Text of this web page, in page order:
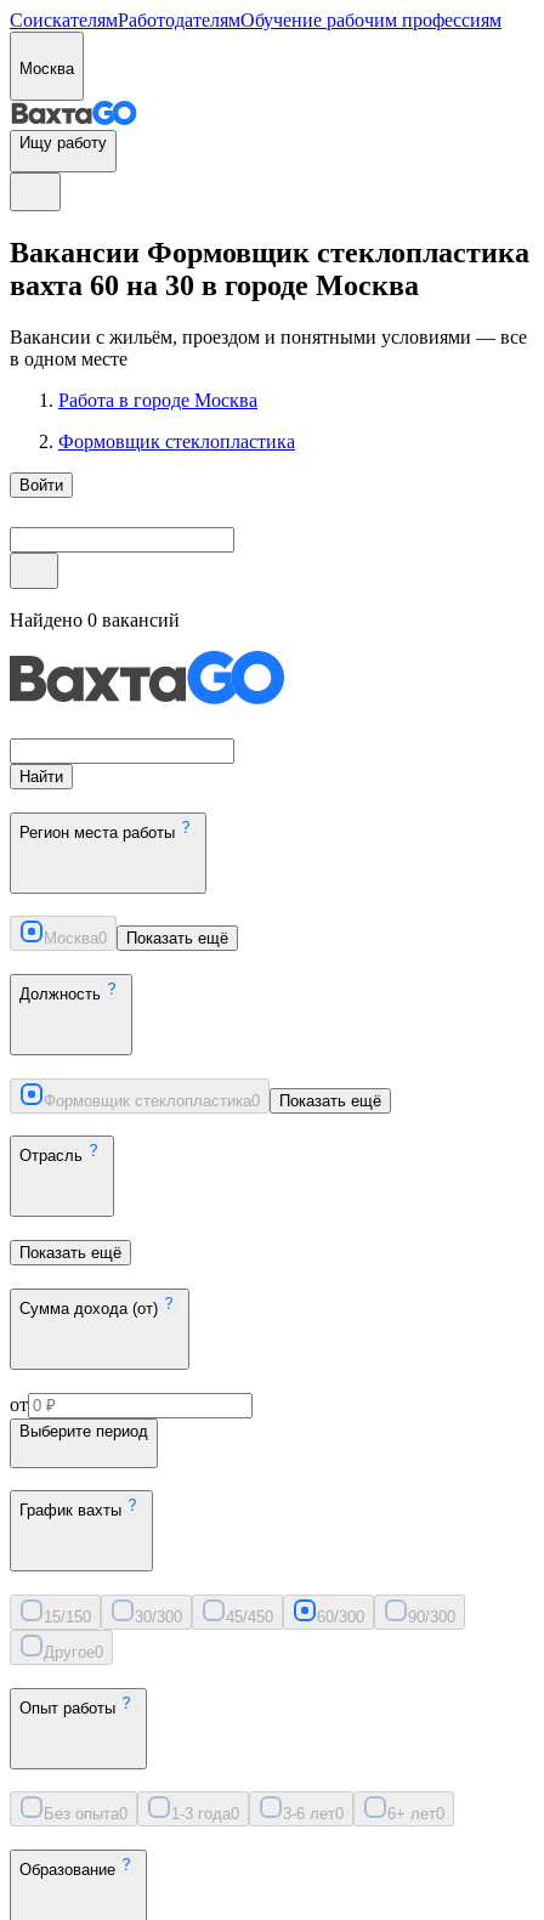
СоискателямРаботодателямОбучение рабочим профессиям
Москва
Ищу работу
Вакансии Формовщик стеклопластика
вахта 60 на 30 в городе Москва
Вакансии с жильём, проездом и понятными условиями — все
в одном месте
Работа в городе Москва
Формовщик стеклопластика
Войти
Найдено 0 вакансий
Найти
Регион места работы
Москва0 Показать ещё
Должность
Формовщик стеклопластика0 Показать ещё
Отрасль
Показать ещё
Сумма дохода (от)
от
Выберите период
График вахты
15/150 30/300 45/450 60/300 90/300
Другое0
Опыт работы
Без опыта0 1-3 года0 3-6 лет0 6+ лет0
Образование